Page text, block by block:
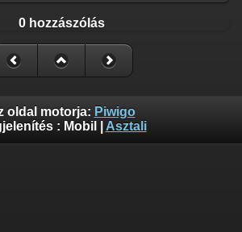
0 hozzászólás
oldal motorja: Piwigo
: Mobil Asztali